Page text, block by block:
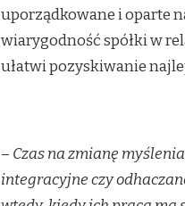
uporządkowane i oparte
wiarygodność spółki w
ułatwi pozyskiwanie
– Czas na zmianę
integracyjne czy